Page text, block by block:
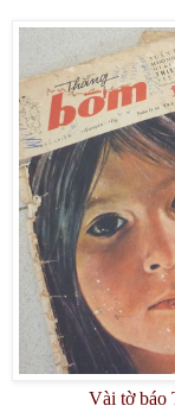
Vài tờ báo